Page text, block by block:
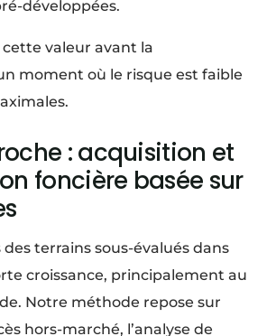
développées.
valeur avant la
moment où le risque est faible
: acquisition et
foncière basée sur
terrains sous-évalués dans
croissance, principalement au
Notre méthode repose sur
hors-marché, l’analyse de